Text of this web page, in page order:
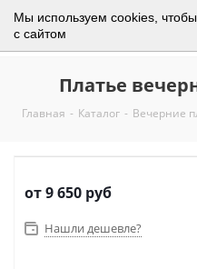
Мы используем cookies,
с сайтом
Платье
Главная - Каталог - Вечерние
от9 650 руб
Нашли дешевле?